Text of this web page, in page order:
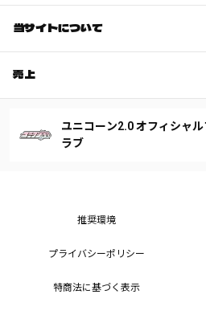
当サイトについて
売上
ユニコーン2.0 オフィシャ
ラブ
推奨環境
プライバシーポリシー
特商法に基づく表示